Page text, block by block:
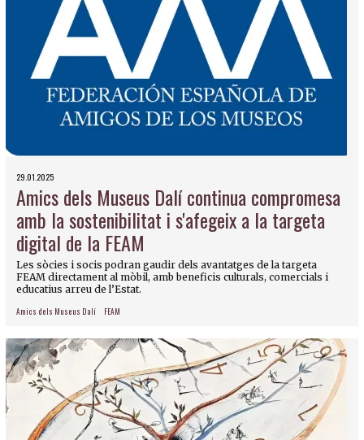
29.01.2025
Amics dels Museus Dalí continua compromesa
amb la sostenibilitat i s'afegeix a la targeta
digital de la FEAM
Les sòcies i socis podran gaudir dels avantatges de la targeta
FEAM directament al mòbil, amb beneficis culturals, comercials i
educatius arreu de l’Estat.
Amics dels Museus Dalí FEAM